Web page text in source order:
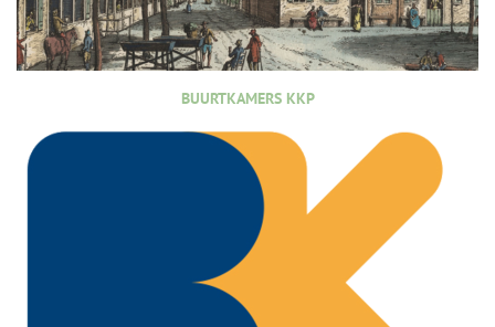
BUURTKAMERS KKP